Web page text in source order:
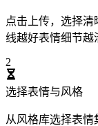
点击上传，选择清
线越好表情细节越
2
选择表情与风格
从风格库选择表